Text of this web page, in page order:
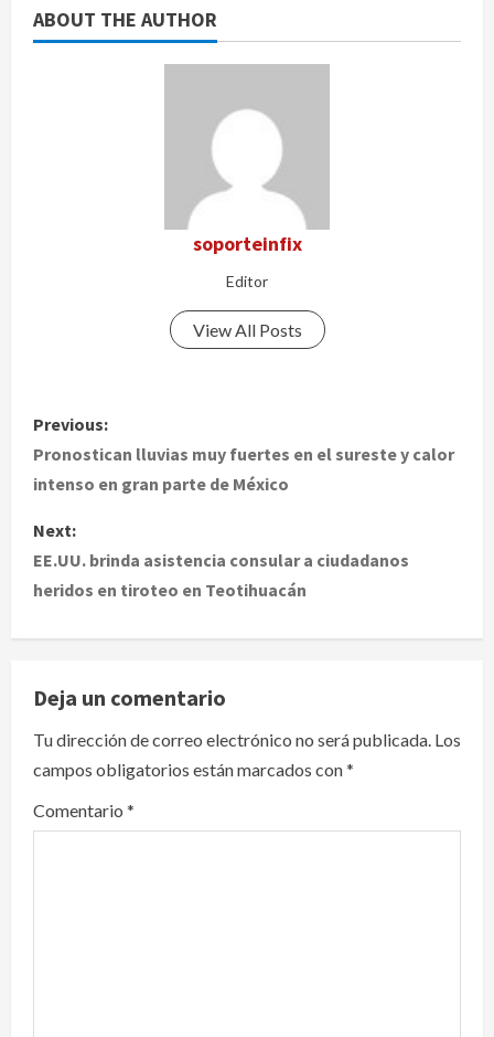
ABOUT THE AUTHOR
soporteinfix
Editor
View All Posts
P
o
t
n
a
v
i
g
a
Previous:
Pronostican lluvias muy fuertes en el sureste y calor
intenso en gran parte de México
Next:
EE.UU. brinda asistencia consular a ciudadanos
heridos en tiroteo en Teotihuacán
Deja un comentario
Tu dirección de correo electrónico no será publicada. Los
campos obligatorios están marcados con*
Comentario *